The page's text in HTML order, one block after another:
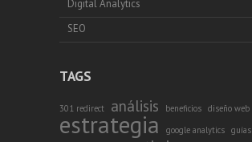
Digital Analytics
SEO
TAGS
301 redirect análisis beneficios diseño web
estrategia google analytics guías